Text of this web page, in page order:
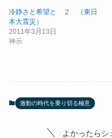
冷静さと希望と ２ （東日
本大震災）
2011年3月13日
神示
激動の時代を乗り切る極意
よかったらシ